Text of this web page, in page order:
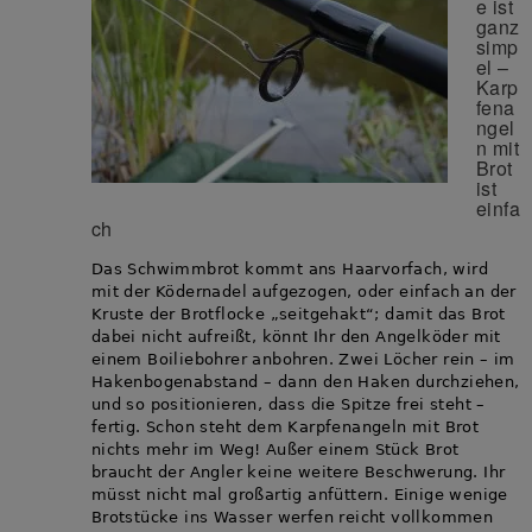
e ist
ganz
simp
el –
Karp
fena
ngel
n mit
Brot
ist
einfa
ch
Das Schwimmbrot kommt ans Haarvorfach, wird
mit der Ködernadel aufgezogen, oder einfach an der
Kruste der Brotflocke „seitgehakt“; damit das Brot
dabei nicht aufreißt, könnt Ihr den Angelköder mit
einem Boiliebohrer anbohren. Zwei Löcher rein – im
Hakenbogenabstand – dann den Haken durchziehen,
und so positionieren, dass die Spitze frei steht –
fertig. Schon steht dem Karpfenangeln mit Brot
nichts mehr im Weg! Außer einem Stück Brot
braucht der Angler keine weitere Beschwerung. Ihr
müsst nicht mal großartig anfüttern. Einige wenige
Brotstücke ins Wasser werfen reicht vollkommen